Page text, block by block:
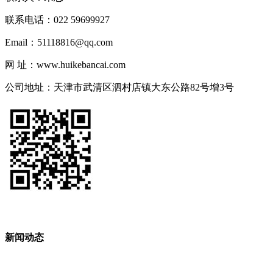
联系电话：022 59699927
Email：51118816@qq.com
网 址：www.huikebancai.com
公司地址：天津市武清区泗村店镇大东公路82号增3号
新闻动态